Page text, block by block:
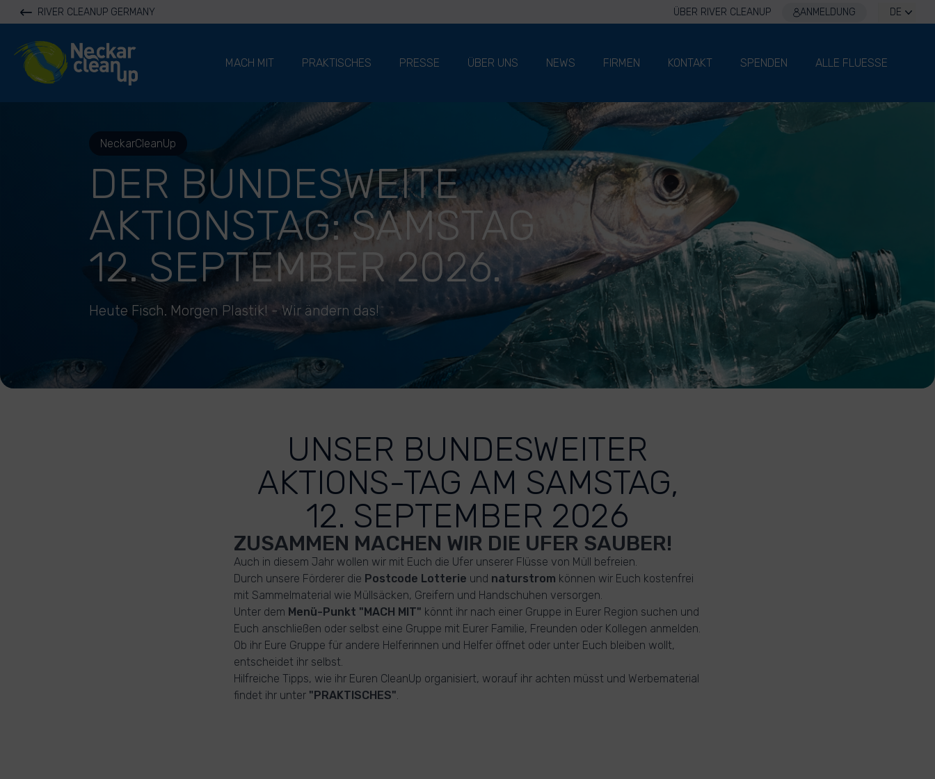
RIVER CLEANUP GERMANY ÜBER RIVER CLEANUP ANMELDUNG DE
River Cleanup
MACH MIT
PRAKTISCHES PRESSE ÜBER UNS NEWS FIRMEN KONTAKT SPENDEN ALLE FLUESSE
NeckarCleanUp
DER BUNDESWEITE
AKTIONSTAG: SAMSTAG
12. SEPTEMBER 2026.
Heute Fisch. Morgen Plastik! - Wir ändern das!
UNSER BUNDESWEITER
AKTIONS-TAG AM SAMSTAG,
12. SEPTEMBER 2026
ZUSAMMEN MACHEN WIR DIE UFER SAUBER!
Auch in diesem Jahr wollen wir mit Euch die Ufer unserer Flüsse von Müll befreien.
Durch unsere Förderer die Postcode Lotterie und naturstrom können wir Euch kostenfrei
mit Sammelmaterial wie Müllsäcken, Greifern und Handschuhen versorgen.
Unter dem Menü-Punkt "MACH MIT" könnt ihr nach einer Gruppe in Eurer Region suchen und
Euch anschließen oder selbst eine Gruppe mit Eurer Familie, Freunden oder Kollegen anmelden.
Ob ihr Eure Gruppe für andere Helferinnen und Helfer öffnet oder unter Euch bleiben wollt,
entscheidet ihr selbst.
Hilfreiche Tipps, wie ihr Euren CleanUp organisiert, worauf ihr achten müsst und Werbematerial
findet ihr unter "PRAKTISCHES".